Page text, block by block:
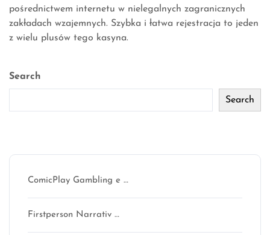
pośrednictwem internetu w nielegalnych zagranicznych
zakładach wzajemnych. Szybka i łatwa rejestracja to jeden
z wielu plusów tego kasyna.
Search
Search
ComicPlay Gambling e …
Firstperson Narrativ …